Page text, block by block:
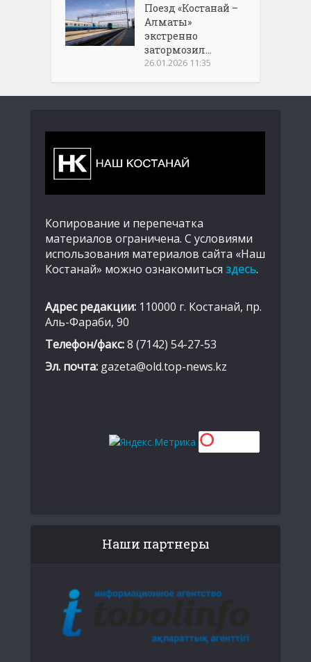
Поезд «Костанай –
Алматы»
экстренно
затормозил...
26.01.2026 11:35
Копирование и перепечатка
материалов ограничена. С условиями
использования материалов сайта «Наш
Костанай» можно ознакомиться здесь.
Адрес редакции: 110000 г. Костанай, пр.
Аль-Фараби, 90
Телефон/факс:8 (7142) 54-27-53
Эл. почта: gazeta@old.top-news.kz
Наши партнеры